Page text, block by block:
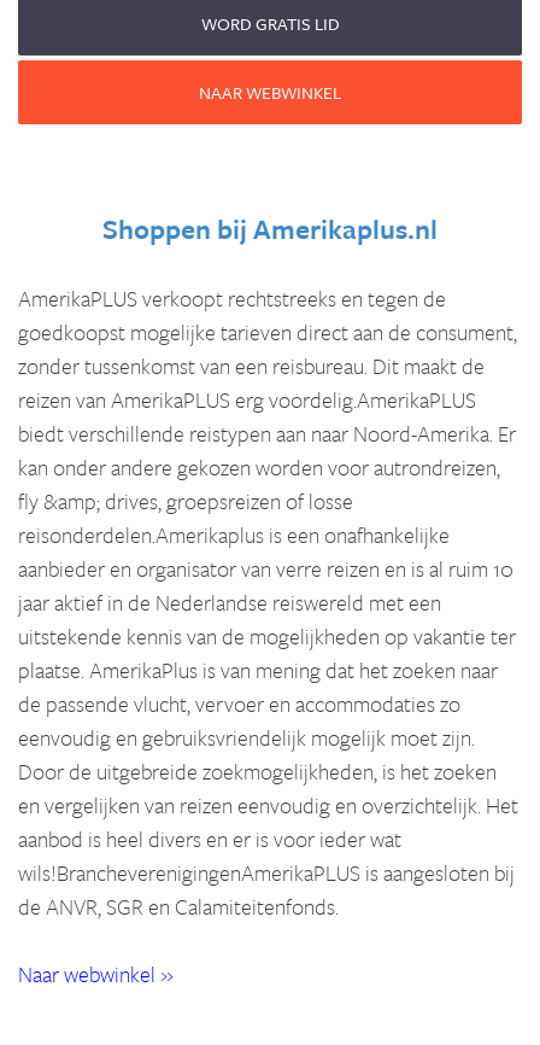
WORD GRATIS LID
NAAR WEBWINKEL
Shoppen bijAmerikaplus.nl
AmerikaPLUS verkoopt rechtstreeks en tegen de
goedkoopst mogelijke tarieven direct aan de consument,
zonder tussenkomst van een reisbureau. Dit maakt de
reizen van AmerikaPLUS erg voordelig.AmerikaPLUS
biedt verschillende reistypen aan naar Noord-Amerika. Er
kan onder andere gekozen worden voor autrondreizen,
fly &amp; drives, groepsreizen of losse
reisonderdelen.Amerikaplus is een onafhankelijke
aanbieder en organisator van verre reizen en is al ruim 10
jaar aktief in de Nederlandse reiswereld met een
uitstekende kennis van de mogelijkheden op vakantie ter
plaatse. AmerikaPlus is van mening dat het zoeken naar
de passende vlucht, vervoer en accommodaties zo
eenvoudig en gebruiksvriendelijk mogelijk moet zijn.
Door de uitgebreide zoekmogelijkheden, is het zoeken
en vergelijken van reizen eenvoudig en overzichtelijk. Het
aanbod is heel divers en er is voor ieder wat
wils!BrancheverenigingenAmerikaPLUS is aangesloten bij
de ANVR, SGR en Calamiteitenfonds.
Naar webwinkel »